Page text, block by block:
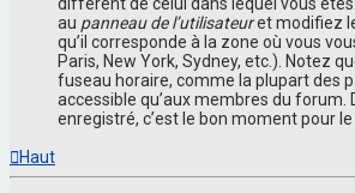
au panneau de l’utilisateuret modifiez
qu’il corresponde à la zone où vous
Paris, New York, Sydney, etc.). Notez
fuseau horaire, comme la plupart des
accessible qu’aux membres du forum.
enregistré, c’est le bon moment pour le
Haut